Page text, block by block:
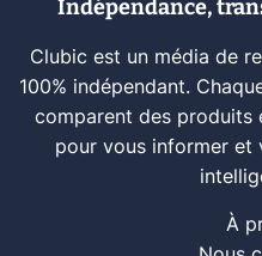
Indépendance,
Clubic est un média de
100% indépendant.
comparent des produits
pour vous informer et
À